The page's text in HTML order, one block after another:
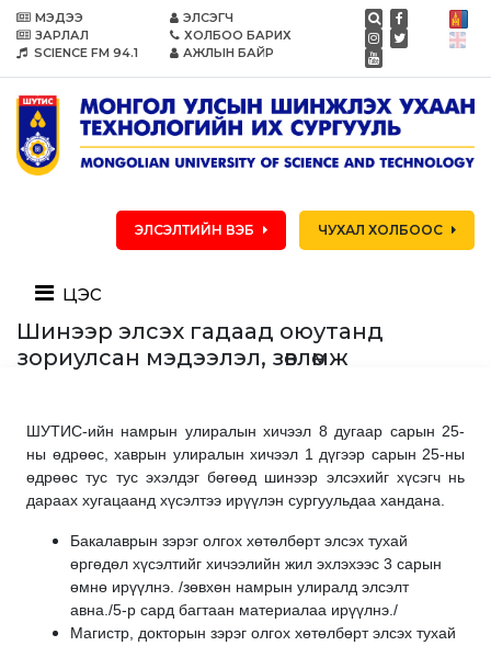
МЭДЭЭ
ЗАРЛАЛ
SCIENCE FM 94.1
ЭЛСЭГЧ
ХОЛБОО БАРИХ
АЖЛЫН БАЙР
ЭЛСЭЛТИЙН ВЭБ ЧУХАЛ ХОЛБООС
цэс
Шинээр элсэх гадаад оюутанд
зориулсан мэдээлэл, зөвлөмж
ШУТИС-ийн намрын улиралын хичээл 8 дугаар сарын 25-
ны өдрөөс, хаврын улиралын хичээл 1 дүгээр сарын 25-ны
өдрөөс тус тус эхэлдэг бөгөөд шинээр элсэхийг хүсэгч нь
дараах хугацаанд хүсэлтээ ирүүлэн сургуульдаа хандана.
Бакалаврын зэрэг олгох хөтөлбөрт элсэх тухай
өргөдөл хүсэлтийг хичээлийн жил эхлэхээс 3 сарын
өмнө ирүүлнэ. /зөвхөн намрын улиралд элсэлт
авна./5-р сард багтаан материалаа ирүүлнэ./
Магистр, докторын зэрэг олгох хөтөлбөрт элсэх тухай